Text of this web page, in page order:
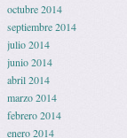
octubre 2014
septiembre 2014
julio 2014
junio 2014
abril 2014
marzo 2014
febrero 2014
enero 2014